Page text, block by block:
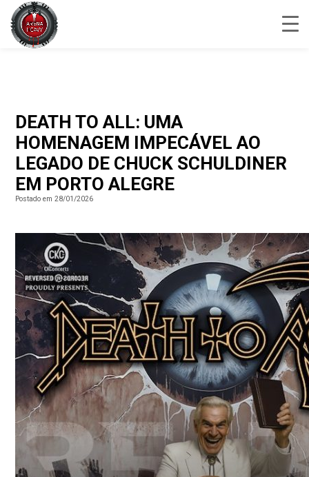
DEATH TO ALL: UMA
HOMENAGEM IMPECÁVEL AO
LEGADO DE CHUCK SCHULDINER
EM PORTO ALEGRE
Postado em 28/01/2026